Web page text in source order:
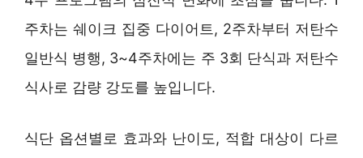
주차는 쉐이크 집중 다이어트, 2주차부터 저탄수
일반식 병행, 3~4주차에는 주 3회 단식과 저탄수
식사로 감량 강도를 높입니다.
식단 옵션별로 효과와 난이도, 적합 대상이 다르